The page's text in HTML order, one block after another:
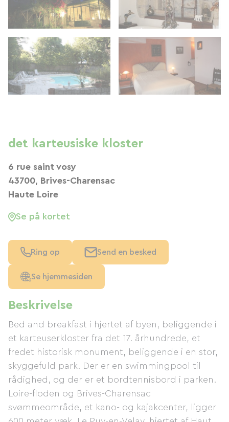
Beskrivelse
Bed and breakfast i hjertet af byen, beliggende i
et karteuserkloster fra det 17. århundrede, et
fredet historisk monument, beliggende i en stor,
skyggefuld park. Der er en swimmingpool til
rådighed, og der er et bordtennisbord i parken.
Loire-floden og Brives-Charensac
svømmeområde, et kano- og kajakcenter, ligger
det karteusiske kloster
6 rue saint vosy
43700, Brives-Charensac
Haute Loire
Se på kortet
Ring op Send en besked
Se hjemmesiden